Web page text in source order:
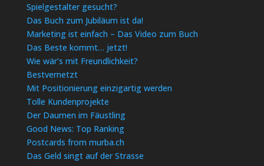
Spielgestalter gesucht?
Das Buch zum Jubiläum ist da!
Marketing ist einfach – Das Video zum Buch
Das Beste kommt… jetzt!
Wie wär’s mit Freundlichkeit?
Bestvernetzt
Mit Positionierung einzigartig werden
Tolle Kundenprojekte
Der Daumen im Fäustling
Good News: Top Ranking
Postcards from murba.ch
Das Geld singt auf der Strasse